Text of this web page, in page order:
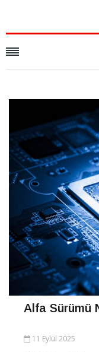
Alfa Sürümü
11 Eylül 2025